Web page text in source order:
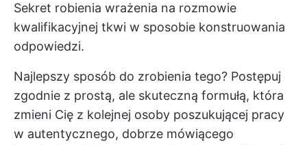
Sekret robienia wrażenia na rozmowie
kwalifikacyjnej tkwi w sposobie konstruowania
odpowiedzi.
Najlepszy sposób do zrobienia tego? Postępuj
zgodnie z prostą, ale skuteczną formułą, która
zmieni Cię z kolejnej osoby poszukującej pracy
w autentycznego, dobrze mówiącego